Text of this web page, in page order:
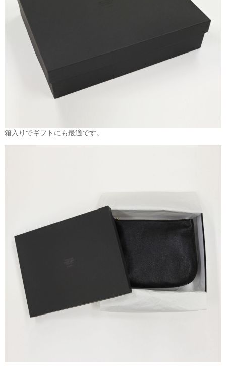
箱入りでギフトにも最適です。